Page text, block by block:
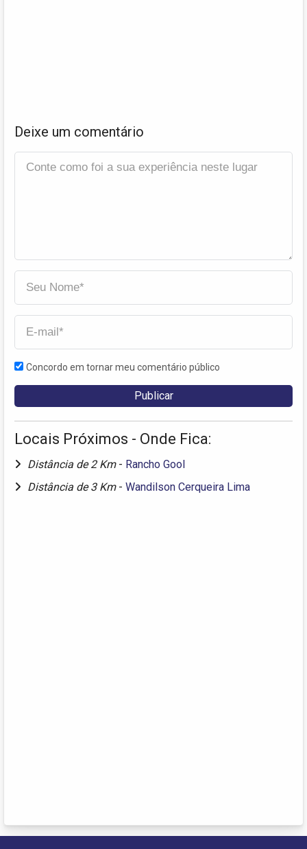
Deixe um comentário
Concordo em tornar meu comentário público
Locais Próximos - Onde Fica:
Distância de 2 Km - Rancho Gool
Distância de 3 Km - Wandilson Cerqueira Lima